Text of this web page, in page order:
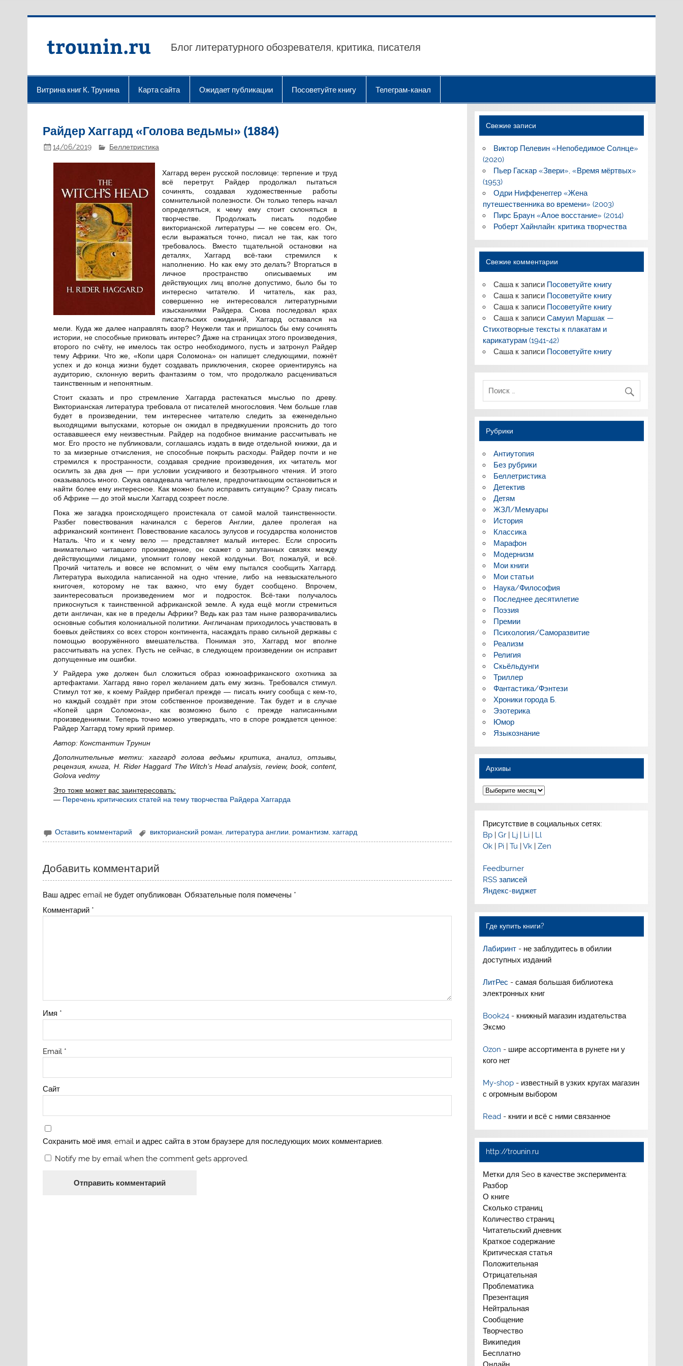
Перейти
trounin.ru Блог литературного обозревателя, критика, писателя
Витрина книг К. Трунина Карта сайта Ожидает публикации Посоветуйте книгу Телеграм-канал
Райдер Хаггард «Голова ведьмы» (1884)
14/06/2019 Беллетристика
Хаггард верен русской пословице: терпение и труд
всё перетрут. Райдер продолжал пытаться
сочинять, создавая художественные работы
сомнительной полезности. Он только теперь начал
определяться, к чему ему стоит склоняться в
творчестве. Продолжать писать подобие
викторианской литературы — не совсем его. Он,
если выражаться точно, писал не так, как того
требовалось. Вместо тщательной остановки на
деталях, Хаггард всё-таки стремился к
наполнению. Но как ему это делать? Вторгаться в
личное пространство описываемых им
действующих лиц вполне допустимо, было бы то
интересно читателю. И читатель, как раз,
совершенно не интересовался литературными
изысканиями Райдера. Снова последовал крах
писательских ожиданий, Хаггард оставался на
мели. Куда же далее направлять взор? Неужели так и пришлось бы ему сочинять
истории, не способные приковать интерес? Даже на страницах этого произведения,
второго по счёту, не имелось так остро необходимого, пусть и затронул Райдер
тему Африки. Что же, «Копи царя Соломона» он напишет следующими, пожнёт
успех и до конца жизни будет создавать приключения, скорее ориентируясь на
аудиторию, склонную верить фантазиям о том, что продолжало расцениваться
таинственным и непонятным.
Стоит сказать и про стремление Хаггарда растекаться мыслью по древу.
Викторианская литература требовала от писателей многословия. Чем больше глав
будет в произведении, тем интереснее читателю следить за еженедельно
выходящими выпусками, которые он ожидал в предвкушении прояснить до того
остававшееся ему неизвестным. Райдер на подобное внимание рассчитывать не
мог. Его просто не публиковали, соглашаясь издать в виде отдельной книжки, да и
то за мизерные отчисления, не способные покрыть расходы. Райдер почти и не
стремился к пространности, создавая средние произведения, их читатель мог
осилить за два дня — при условии усидчивого и безотрывного чтения. И этого
оказывалось много. Скука овладевала читателем, предпочитающим остановиться и
найти более ему интересное. Как можно было исправить ситуацию? Сразу писать
об Африке — до этой мысли Хаггард созреет после.
Пока же загадка происходящего проистекала от самой малой таинственности.
Разбег повествования начинался с берегов Англии, далее пролегая на
африканский континент. Повествование касалось зулусов и государства колонистов
Наталь. Что и к чему вело — представляет малый интерес. Если спросить
внимательно читавшего произведение, он скажет о запутанных связях между
действующими лицами, упомнит голову некой колдуньи. Вот, пожалуй, и всё.
Прочий читатель и вовсе не вспомнит, о чём ему пытался сообщить Хаггард.
Литература выходила написанной на одно чтение, либо на невзыскательного
книгочея, которому не так важно, что ему будет сообщено. Впрочем,
заинтересоваться произведением мог и подросток. Всё-таки получалось
прикоснуться к таинственной африканской земле. А куда ещё могли стремиться
дети англичан, как не в пределы Африки? Ведь как раз там ныне разворачивались
основные события колониальной политики. Англичанам приходилось участвовать в
боевых действиях со всех сторон континента, насаждать право сильной державы с
помощью вооружённого вмешательства. Понимая это, Хаггард мог вполне
рассчитывать на успех. Пусть не сейчас, в следующем произведении он исправит
допущенные им ошибки.
У Райдера уже должен был сложиться образ южноафриканского охотника за
артефактами. Хаггард явно горел желанием дать ему жизнь. Требовался стимул.
Стимул тот же, к коему Райдер прибегал прежде — писать книгу сообща с кем-то,
но каждый создаёт при этом собственное произведение. Так будет и в случае
«Копей царя Соломона», как возможно было с прежде написанными
произведениями. Теперь точно можно утверждать, что в споре рождается ценное:
Райдер Хаггард тому яркий пример.
Автор: Константин Трунин
Дополнительные метки: хаггард голова ведьмы критика, анализ, отзывы,
рецензия, книга, H. Rider Haggard The Witch’s Head analysis, review, book, content,
Golova vedmy
Это тоже может вас заинтересовать:
— Перечень критических статей на тему творчества Райдера Хаггарда
Оставить комментарий викторианский роман литература англии романтизм хаггард
Добавить комментарий
Ваш адрес email не будет опубликован. Обязательные поля помечены *
Комментарий *
Имя *
Email *
Сайт
Сохранить моё имя, email и адрес сайта в этом браузере для последующих моих комментариев.
Notify me by email when the comment gets approved.
Свежие записи
Виктор Пелевин «Непобедимое Солнце»
(2020)
Пьер Гаскар «Звери», «Время мёртвых»
(1953)
Одри Ниффенеггер «Жена
путешественника во времени» (2003)
Пирс Браун «Алое восстание» (2014)
Роберт Хайнлайн: критика творчества
Свежие комментарии
Сашак записи Посоветуйте книгу
Сашак записи Посоветуйте книгу
Сашак записи Посоветуйте книгу
Сашак записи Самуил Маршак —
Стихотворные тексты к плакатам и
карикатурам (1941-42)
Сашак записи Посоветуйте книгу
Рубрики
Антиутопия
Без рубрики
Беллетристика
Детектив
Детям
ЖЗЛ/Мемуары
История
Классика
Марафон
Модернизм
Мои книги
Мои статьи
Наука/Философия
Последнее десятилетие
Поэзия
Премии
Психология/Саморазвитие
Реализм
Религия
Скьёльдунги
Триллер
Фантастика/Фэнтези
Хроники города Б.
Эзотерика
Юмор
Языкознание
Архивы
Архивы
Присутствие в социальных сетях:
Bp| Gr| Lj| Li| Ll
Ok| Pi| Tu | Vk| Zen
Feedburner
RSS записей
Яндекс-виджет
Где купить книги?
Лабиринт- не заблудитесь в обилии
доступных изданий
ЛитРес - самая большая библиотека
электронных книг
Book24- книжный магазин издательства
Эксмо
Ozon - шире ассортимента в рунете ни у
кого нет
My-shop- известный в узких кругах магазин
с огромным выбором
Read- книги и всё с ними связанное
http://trounin.ru
Метки для Seo в качестве эксперимента:
Разбор
О книге
Сколько страниц
Количество страниц
Читательский дневник
Краткое содержание
Критическая статья
Положительная
Отрицательная
Проблематика
Презентация
Нейтральная
Сообщение
Творчество
Википедия
Бесплатно